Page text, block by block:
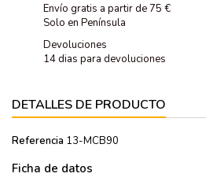
Envío gratis a partir de 75 €
Solo en Península
Devoluciones
14 dias para devoluciones
DETALLES DE PRODUCTO
Referencia 13-MCB90
Ficha de datos